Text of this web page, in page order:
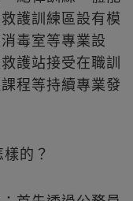
護訓練區設有模
毒室等專業設
護站接受在職訓
程等持續專業發
的？